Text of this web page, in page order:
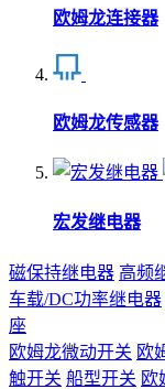
欧姆龙连接器
欧姆龙传感器
宏发继电器
磁保持继电器 高频
车载/DC功率继电器
座
欧姆龙微动开关 欧
触开关 船型开关 欧